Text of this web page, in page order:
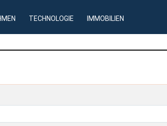
TECHNOLOGIE IMMOBILIEN